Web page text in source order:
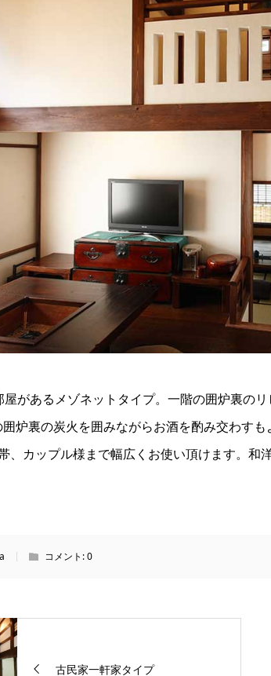
屋があるメゾネットタイプ。一階の囲炉裏の
炉裏の炭火を囲みながらお酒を酌み交わす
、カップル様まで幅広くお使い頂けます。和
コメント:0
古民家一軒家タイプ